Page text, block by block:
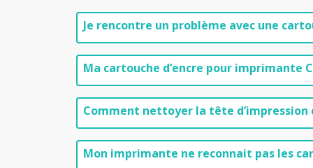
Je rencontre un problème avec une
Ma cartouche d’encre pour imprimante
Comment nettoyer la tête d’impression
Mon imprimante ne reconnait pas les